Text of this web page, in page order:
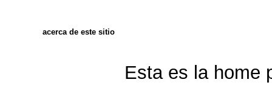
acerca de este sitio
Esta es la home